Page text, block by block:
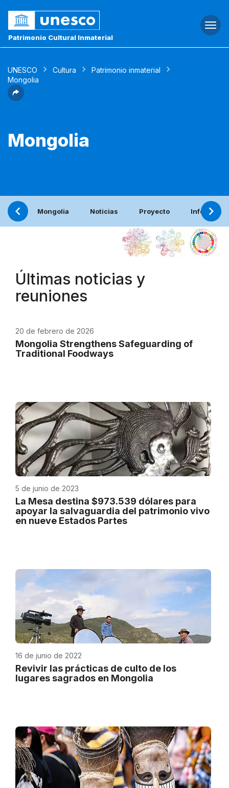
Patrimonio Cultural Inmaterial
UNESCO Cultura
Patrimonio inmaterial
Mongolia
Mongolia
Mongolia Noticias Proyecto Informe
Últimas noticias y
reuniones
20 de febrero de 2026
Mongolia Strengthens Safeguarding of
Traditional Foodways
5 de junio de 2023
La Mesa destina $973.539 dólares para
apoyar la salvaguardia del patrimonio vivo
en nueve Estados Partes
16 de junio de 2022
Revivir las prácticas de culto de los
lugares sagrados en Mongolia